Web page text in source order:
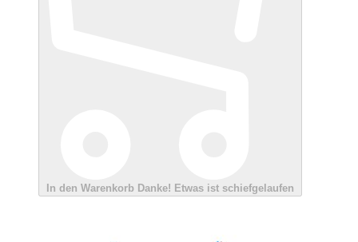
In den Warenkorb Danke! Etwas ist schiefgelaufen